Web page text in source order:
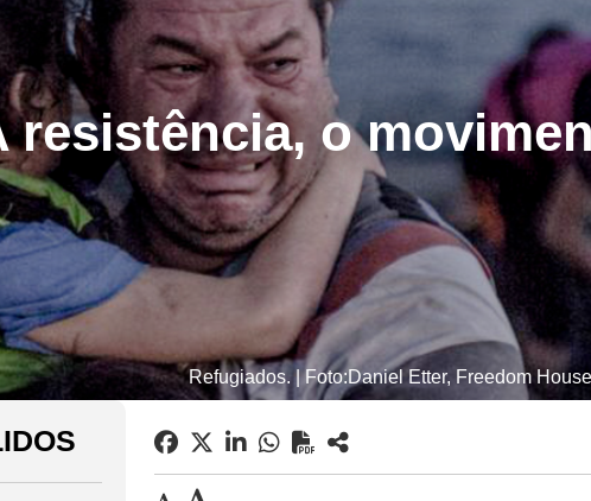
resistência, o
Refugiados. | Foto:Daniel Etter, Freedom